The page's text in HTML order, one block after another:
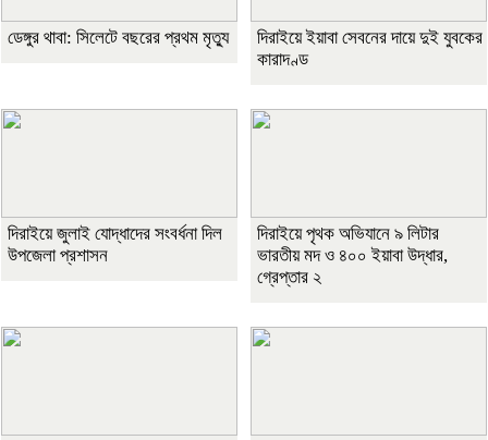
ডেঙ্গুর থাবা: সিলেটে বছরের প্রথম মৃত্যু
দিরাইয়ে ইয়াবা সেবনের দায়ে দুই যুবকের
কারাদণ্ড
দিরাইয়ে জুলাই যোদ্ধাদের সংবর্ধনা দিল
উপজেলা প্রশাসন
দিরাইয়ে পৃথক অভিযানে ৯ লিটার
ভারতীয় মদ ও ৪০০ ইয়াবা উদ্ধার,
গ্রেপ্তার ২